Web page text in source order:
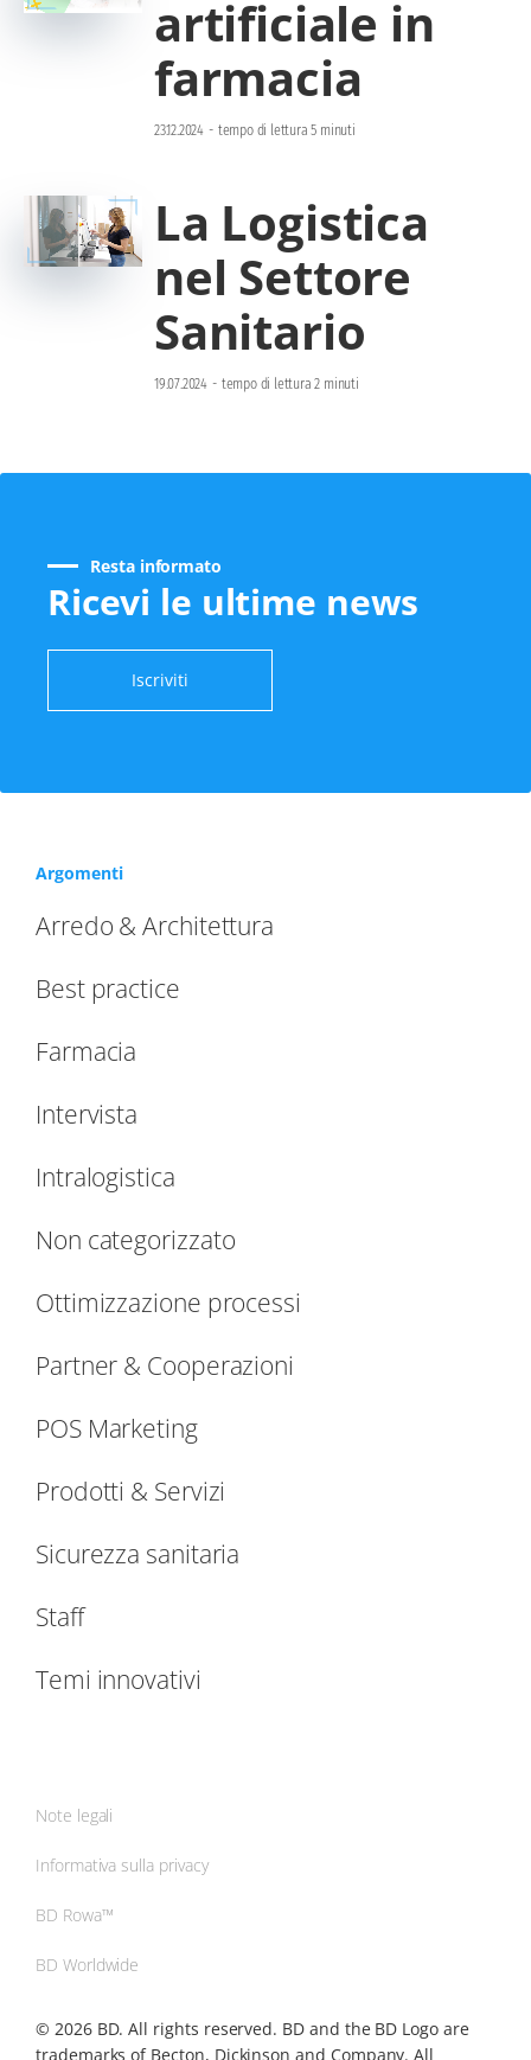
artificiale in
farmacia
23.12.2024 - tempo di lettura 5 minuti
La Logistica
nel Settore
Sanitario
19.07.2024 - tempo di lettura 2 minuti
Resta informato
Ricevi le ultime news
Iscriviti
Argomenti
Arredo & Architettura
Best practice
Farmacia
Intervista
Intralogistica
Non categorizzato
Ottimizzazione processi
Partner & Cooperazioni
POS Marketing
Prodotti & Servizi
Sicurezza sanitaria
Staff
Temi innovativi
© 2026 BD. All rights reserved. BD and the BD Logo are
trademarks of Becton, Dickinson and Company. All
Note legali
Informativa sulla privacy
BD Rowa™
BD Worldwide